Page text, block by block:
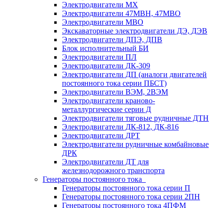
Электродвигатели MX
Электродвигатели 47MBH, 47МВО
Электродвигатели MBO
Экскаваторные электродвигатели ДЭ, ДЭВ
Электродвигатели ДПЭ, ДПВ
Блок исполнительный БИ
Электродвигатели ПЛ
Электродвигатели ДК-309
Электродвигатели ДП (аналоги двигателей
постоянного тока серии ПБСТ)
Электродвигатели ВЭМ, 2ВЭМ
Электродвигатели краново-
металлургические серии Д
Электродвигатели тяговые рудничные ДТН
Электродвигатели ДК-812, ДК-816
Электродвигатели ДРТ
Электродвигатели рудничные комбайновые
ДРК
Электродвигатели ДТ для
железнодорожного транспорта
Генераторы постоянного тока
Генераторы постоянного тока серии П
Генераторы постоянного тока серии 2ПН
Генераторы постоянного тока 4ПФМ